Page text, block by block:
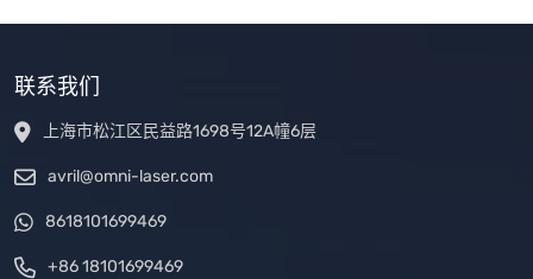
联系我们
上海市松江区民益路1698号12A幢6层
avril@omni-laser.com
8618101699469
+86 18101699469